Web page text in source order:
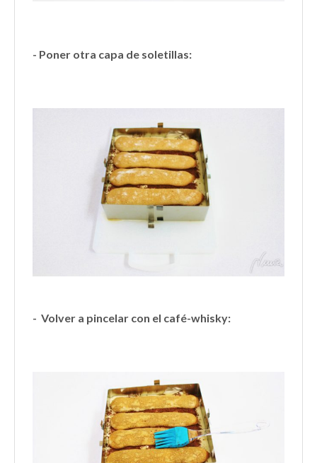
- Poner otra capa de soletillas:
- Volver a pincelar con el café-whisky: